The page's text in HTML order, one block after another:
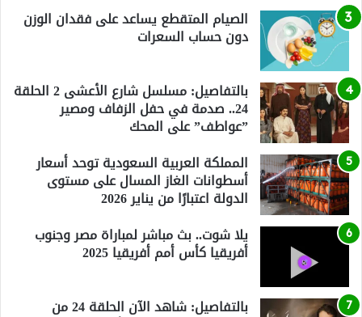
الصيام المتقطع يساعد على فقدان الوزن
دون حساب السعرات
بالتفاصيل: مسلسل شارع الأعشى 2 الحلقة
24.. صدمة في حفل الزفاف ومصير
”عواطف” على المحك
المملكة العربية السعودية توحد أسعار
أسطوانات الغاز المسال على مستوى
الدولة اعتبارًا من يناير 2026
يلا شوت.. بث مباشر لمباراة مصر وجنوب
أفريقيا كأس أمم أفريقيا 2025
بالتفاصيل: شاهد الآن الحلقة 24 من